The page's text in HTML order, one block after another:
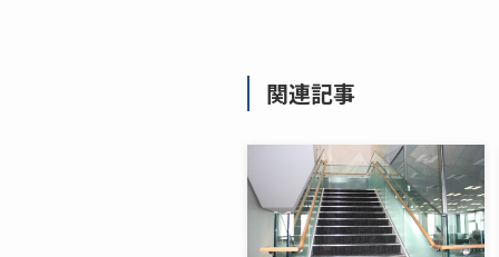
関連記事